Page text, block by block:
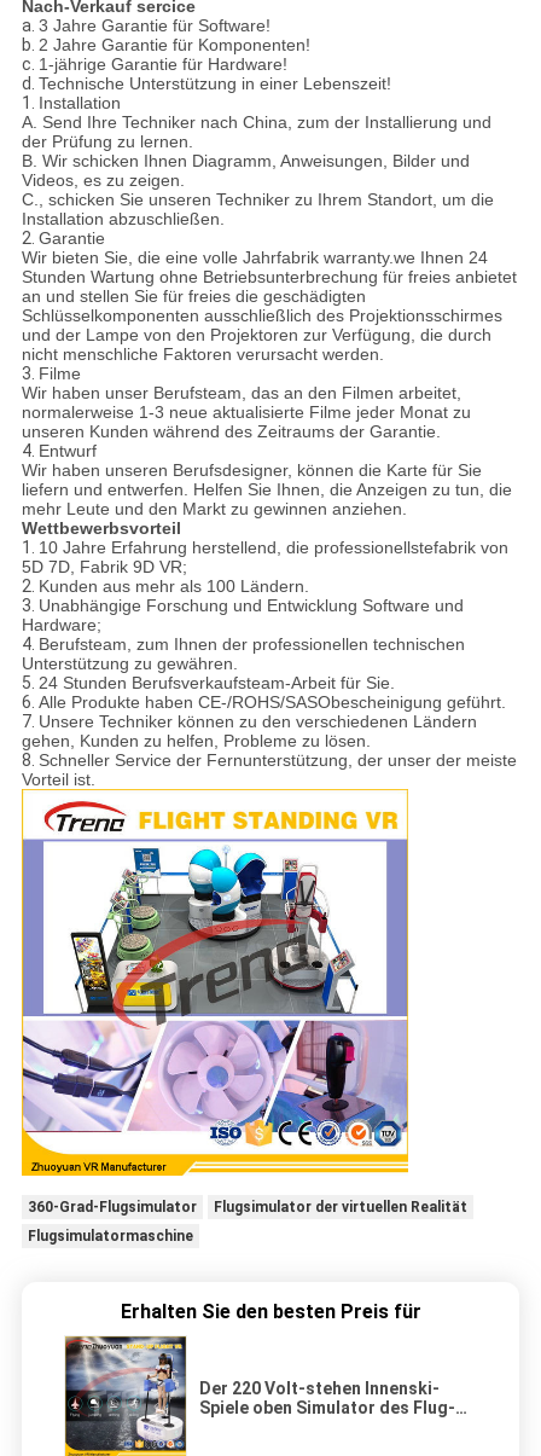
Nach-Verkauf sercice
a. 3 Jahre Garantie für Software!
b. 2 Jahre Garantie für Komponenten!
c. 1-jährige Garantie für Hardware!
d. Technische Unterstützung in einer Lebenszeit!
1. Installation
A. Send Ihre Techniker nach China, zum der Installierung und
der Prüfung zu lernen.
B. Wir schicken Ihnen Diagramm, Anweisungen, Bilder und
Videos, es zu zeigen.
C., schicken Sie unseren Techniker zu Ihrem Standort, um die
Installation abzuschließen.
2. Garantie
Wir bieten Sie, die eine volle Jahrfabrik warranty.we Ihnen 24
Stunden Wartung ohne Betriebsunterbrechung für freies anbietet
an und stellen Sie für freies die geschädigten
Schlüsselkomponenten ausschließlich des Projektionsschirmes
und der Lampe von den Projektoren zur Verfügung, die durch
nicht menschliche Faktoren verursacht werden.
3. Filme
Wir haben unser Berufsteam, das an den Filmen arbeitet,
normalerweise 1-3 neue aktualisierte Filme jeder Monat zu
unseren Kunden während des Zeitraums der Garantie.
4. Entwurf
Wir haben unseren Berufsdesigner, können die Karte für Sie
liefern und entwerfen. Helfen Sie Ihnen, die Anzeigen zu tun, die
mehr Leute und den Markt zu gewinnen anziehen.
Wettbewerbsvorteil
1. 10 Jahre Erfahrung herstellend, die professionellstefabrik von
5D 7D, Fabrik 9D VR;
2. Kunden aus mehr als 100 Ländern.
3. Unabhängige Forschung und Entwicklung Software und
Hardware;
4. Berufsteam, zum Ihnen der professionellen technischen
Unterstützung zu gewähren.
5. 24 Stunden Berufsverkaufsteam-Arbeit für Sie.
6. Alle Produkte haben CE-/ROHS/SASObescheinigung geführt.
7. Unsere Techniker können zu den verschiedenen Ländern
gehen, Kunden zu helfen, Probleme zu lösen.
8. Schneller Service der Fernunterstützung, der unser der meiste
Vorteil ist.
360-Grad-Flugsimulator
Flugsimulator der virtuellen Realität
Flugsimulatormaschine
Erhalten Sie den besten Preis für
Der 220 Volt-stehen Innenski-
Spiele oben Simulator des Flug-VR